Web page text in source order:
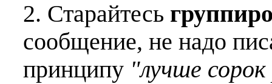
2. Старайтесь
сообщение, не надо
принципу "лучше